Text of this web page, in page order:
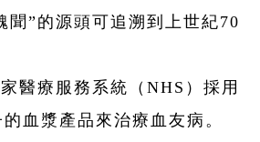
聞”的源頭可追溯到上世紀70
醫療服務系統（NHS）採用
血漿產品來治療血友病。